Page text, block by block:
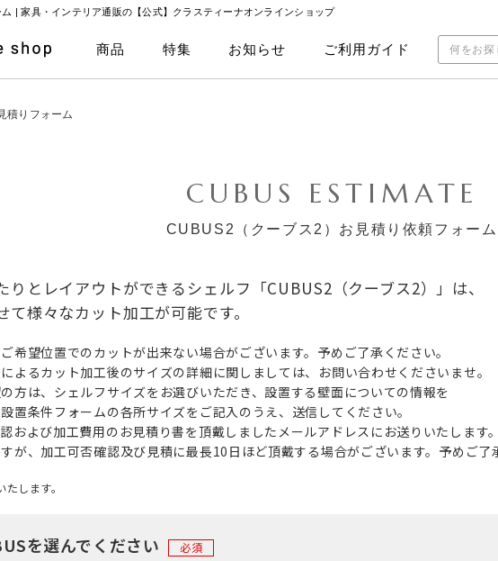
ム |家具・インテリア通販の【公式】クラスティーナオンラインショップ
商品 特集 お知らせ ご利用ガイド
積りフォーム
CUBUS ESTIMATE
CUBUS2（クーブス2）お見積り依頼フォーム
りとレイアウトができるシェルフ「CUBUS2（クーブス2）」は、
様々なカット加工が可能です。
希望位置でのカットが出来ない場合がございます。予めご了承ください。
よるカット加工後のサイズの詳細に関しましては、お問い合わせくださいませ。
方は、シェルフサイズをお選びいただき、設置する壁面についての情報を
置条件フォームの各所サイズをご記入のうえ、送信してください。
および加工費用のお見積り書を頂戴しましたメールアドレスにお送りいたします。
すが、加工可否確認及び見積に最長10日ほど頂戴する場合がございます。予めご了
します。
を選んでください 必須